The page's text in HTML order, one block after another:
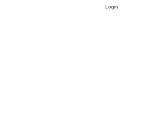
Login